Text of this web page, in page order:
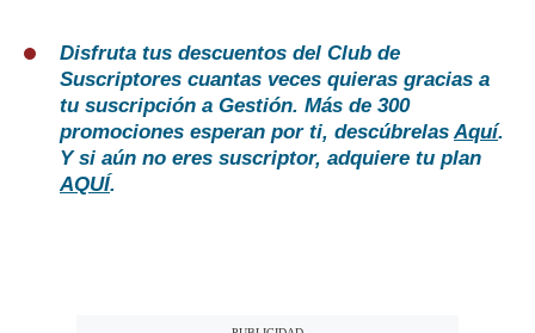
Disfruta tus descuentos del Club de
Suscriptores cuantas veces quieras gracias a
tu suscripción a Gestión. Más de 300
promociones esperan por ti, descúbrelasAquí.
Y si aún no eres suscriptor, adquiere tu plan
AQUÍ.